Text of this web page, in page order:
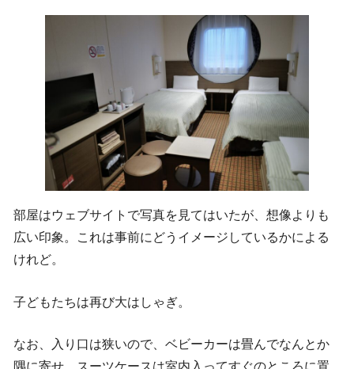
部屋はウェブサイトで写真を見てはいたが、想像よりも
広い印象。これは事前にどうイメージしているかによる
けれど。
子どもたちは再び大はしゃぎ。
なお、入り口は狭いので、ベビーカーは畳んでなんとか